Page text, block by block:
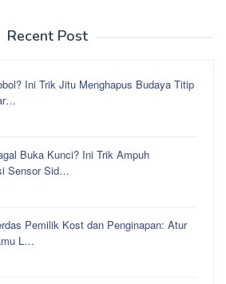
Recent Post
Ini Trik Jitu Menghapus Budaya Titip
Buka Kunci? Ini Trik Ampuh
Sensor Sid…
Pemilik Kost dan Penginapan: Atur
L…